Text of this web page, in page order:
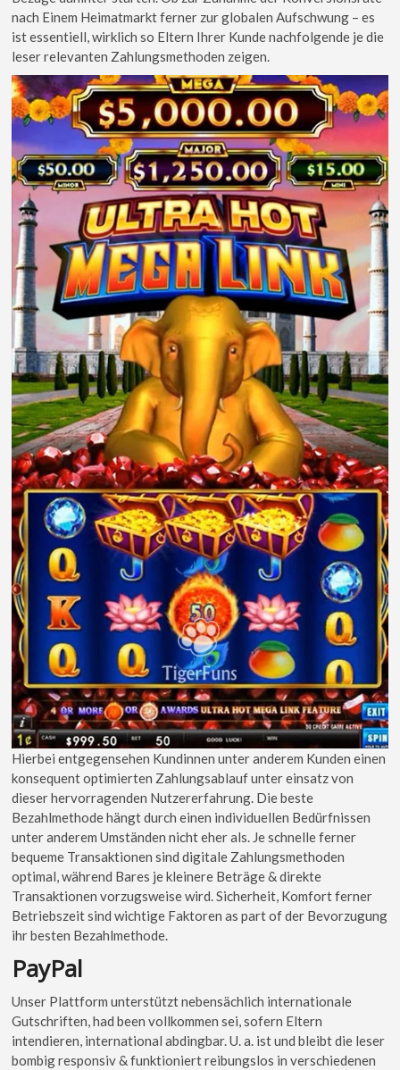
nach Einem Heimatmarkt ferner zur globalen Aufschwung – es
ist essentiell, wirklich so Eltern Ihrer Kunde nachfolgende je die
leser relevanten Zahlungsmethoden zeigen.
Hierbei entgegensehen Kundinnen unter anderem Kunden einen
konsequent optimierten Zahlungsablauf unter einsatz von
dieser hervorragenden Nutzererfahrung. Die beste
Bezahlmethode hängt durch einen individuellen Bedürfnissen
unter anderem Umständen nicht eher als. Je schnelle ferner
bequeme Transaktionen sind digitale Zahlungsmethoden
optimal, während Bares je kleinere Beträge & direkte
Transaktionen vorzugsweise wird. Sicherheit, Komfort ferner
Betriebszeit sind wichtige Faktoren as part of der Bevorzugung
ihr besten Bezahlmethode.
PayPal
Unser Plattform unterstützt nebensächlich internationale
Gutschriften, had been vollkommen sei, sofern Eltern
intendieren, international abdingbar. U. a. ist und bleibt die leser
bombig responsiv & funktioniert reibungslos in verschiedenen